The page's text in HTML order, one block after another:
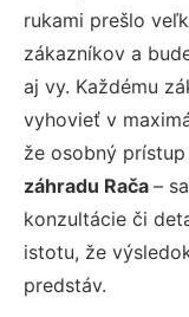
rukami prešlo
zákazníkov a
aj vy. Každému
vyhovieť v
že osobný
záhradu Rača –
konzultácie či
istotu, že
predstáv.